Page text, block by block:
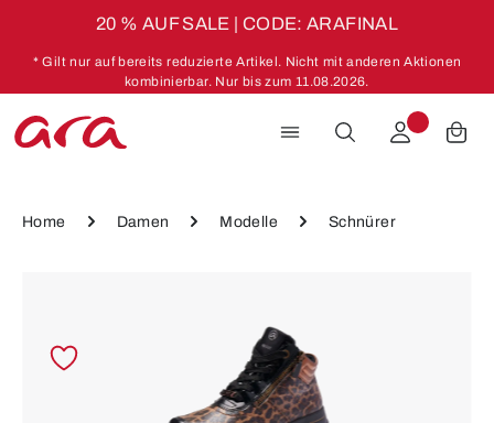
20 % AUF SALE | CODE: ARAFINAL
* Gilt nur auf bereits reduzierte Artikel. Nicht mit anderen Aktionen
kombinierbar. Nur bis zum 11.08.2026.
Home Damen Modelle Schnürer